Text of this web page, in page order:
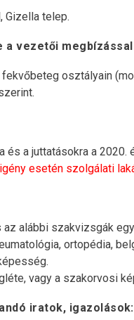
Gizella telep.
vezetői
osztályain
és a juttatásokra a
esetén szolgálati
az alábbi szakvizsgák
ortopédia,
vagy a szakorvosi
iratok, igazolások: